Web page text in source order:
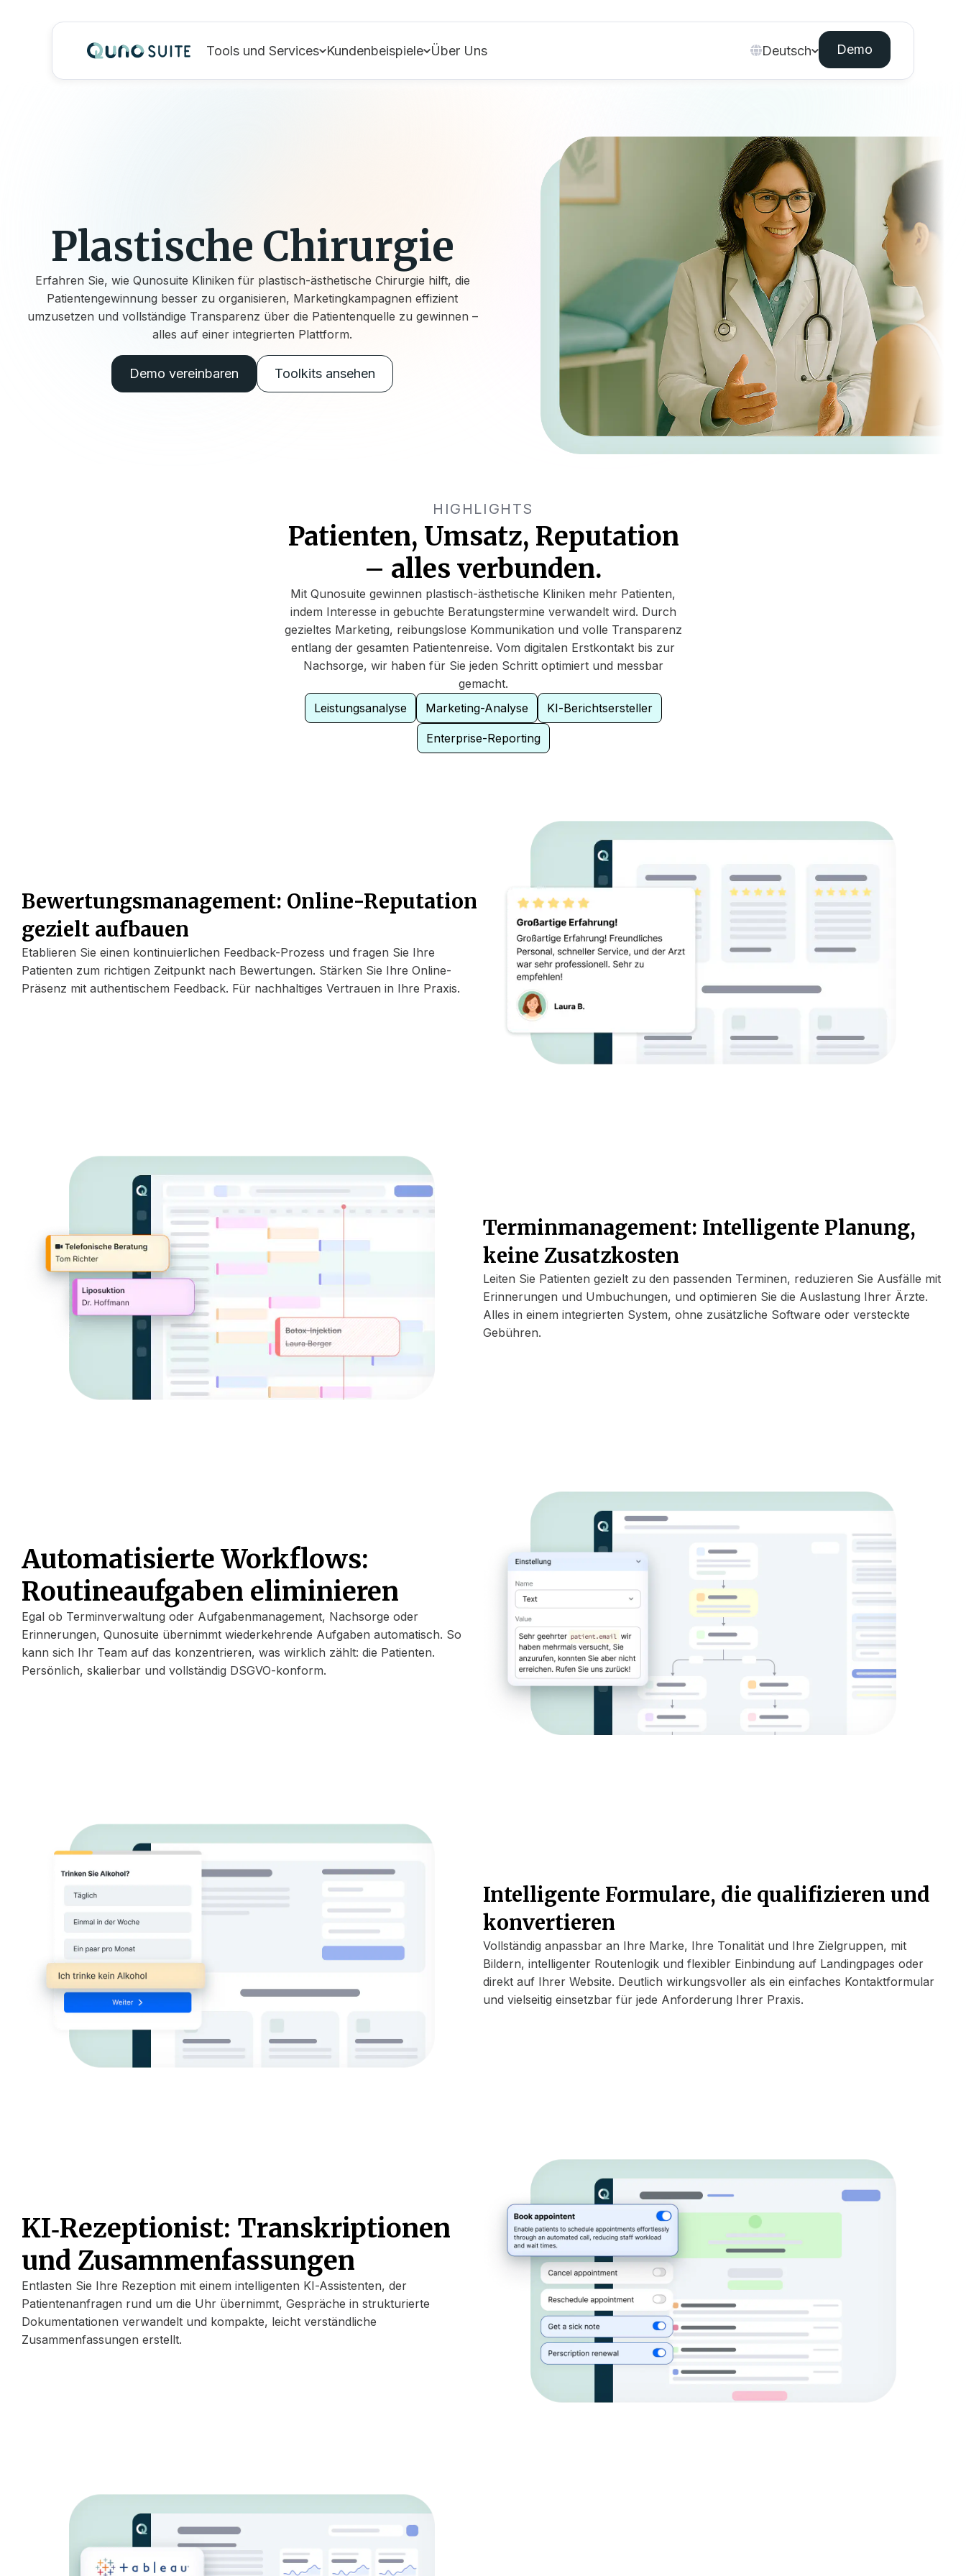
Tools und Services Kundenbeispiele Über Uns Deutsch Demo
Plastische Chirurgie
Erfahren Sie, wie Qunosuite Kliniken für plastisch-ästhetische Chirurgie hilft, die
Patientengewinnung besser zu organisieren, Marketingkampagnen effizient
umzusetzen und vollständige Transparenz über die Patientenquelle zu gewinnen –
alles auf einer integrierten Plattform.
Demo vereinbaren Toolkits ansehen
HIGHLIGHTS
Patienten, Umsatz, Reputation
– alles verbunden.
Mit Qunosuite gewinnen plastisch-ästhetische Kliniken mehr Patienten,
indem Interesse in gebuchte Beratungstermine verwandelt wird. Durch
gezieltes Marketing, reibungslose Kommunikation und volle Transparenz
entlang der gesamten Patientenreise. Vom digitalen Erstkontakt bis zur
Nachsorge, wir haben für Sie jeden Schritt optimiert und messbar
gemacht.
Leistungsanalyse
Marketing-Analyse KI-Berichtsersteller
Enterprise-Reporting
Bewertungsmanagement: Online-Reputation
gezielt aufbauen
Etablieren Sie einen kontinuierlichen Feedback-Prozess und fragen Sie Ihre
Patienten zum richtigen Zeitpunkt nach Bewertungen. Stärken Sie Ihre Online-
Präsenz mit authentischem Feedback. Für nachhaltiges Vertrauen in Ihre Praxis.
Terminmanagement: Intelligente Planung,
keine Zusatzkosten
Leiten Sie Patienten gezielt zu den passenden Terminen, reduzieren Sie Ausfälle mit
Erinnerungen und Umbuchungen, und optimieren Sie die Auslastung Ihrer Ärzte.
Alles in einem integrierten System, ohne zusätzliche Software oder versteckte
Gebühren.
Automatisierte Workflows:
Routineaufgaben eliminieren
Egal ob Terminverwaltung oder Aufgabenmanagement, Nachsorge oder
Erinnerungen, Qunosuite übernimmt wiederkehrende Aufgaben automatisch. So
kann sich Ihr Team auf das konzentrieren, was wirklich zählt: die Patienten.
Persönlich, skalierbar und vollständig DSGVO-konform.
Intelligente Formulare, die qualifizieren und
konvertieren
Vollständig anpassbar an Ihre Marke, Ihre Tonalität und Ihre Zielgruppen, mit
Bildern, intelligenter Routenlogik und flexibler Einbindung auf Landingpages oder
direkt auf Ihrer Website. Deutlich wirkungsvoller als ein einfaches Kontaktformular
und vielseitig einsetzbar für jede Anforderung Ihrer Praxis.
KI‑Rezeptionist: Transkriptionen
und Zusammenfassungen
Entlasten Sie Ihre Rezeption mit einem intelligenten KI-Assistenten, der
Patientenanfragen rund um die Uhr übernimmt, Gespräche in strukturierte
Dokumentationen verwandelt und kompakte, leicht verständliche
Zusammenfassungen erstellt.